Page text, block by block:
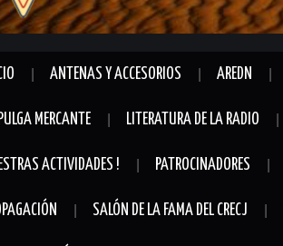
ANTENAS Y ACCESORIOS AREDN
MERCANTE LITERATURA DE LA RADIO
ACTIVIDADES ! PATROCINADORES
SALÓN DE LA FAMA DEL CRECJ